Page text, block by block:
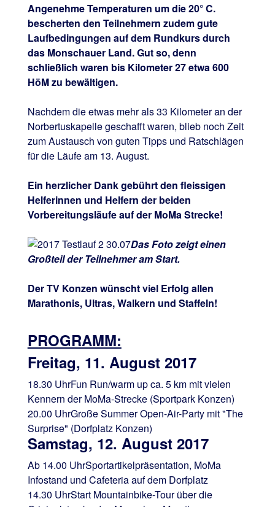
Angenehme Temperaturen um die 20° C.
bescherten den Teilnehmern zudem gute
Laufbedingungen auf dem Rundkurs durch
das Monschauer Land. Gut so, denn
schließlich waren bis Kilometer 27 etwa 600
HöM zu bewältigen.
Nachdem die etwas mehr als 33 Kilometer an der
Norbertuskapelle geschafft waren, blieb noch Zeit
zum Austausch von guten Tipps und Ratschlägen
für die Läufe am 13. August.
Ein herzlicher Dank gebührt den fleissigen
Helferinnen und Helfern der beiden
Vorbereitungsläufe auf der MoMa Strecke!
Das Foto zeigt einen
Großteil der Teilnehmer am Start.
Der TV Konzen wünscht viel Erfolg allen
Marathonis, Ultras, Walkern und Staffeln!
PROGRAMM:
Freitag, 11. August 2017
18.30 UhrFun Run/warm up ca. 5 km mit vielen
Kennern der MoMa-Strecke (Sportpark Konzen)
20.00 UhrGroße Summer Open-Air-Party mit "The
Surprise" (Dorfplatz Konzen)
Samstag, 12. August 2017
Ab 14.00 UhrSportartikelpräsentation, MoMa
Infostand und Cafeteria auf dem Dorfplatz
14.30 UhrStart Mountainbike-Tour über die